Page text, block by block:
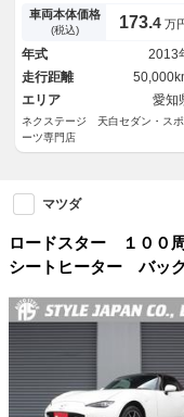
アルミ ビルシュタインダンパ
ー 純正革巻きステアリン
ＥＴＣ 禁煙車
車両本体価格
(税込) 173.4 万
年式
2013
走行距離
エリア
愛知
ネクステージ 天白セダン・スポ
ーツ専門店
マツダ
ロードスター １００
シートヒーター バッ
ｏｔｈ接続 ＥＴＣ
ンドスポットモニタ
サー